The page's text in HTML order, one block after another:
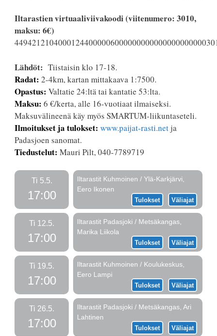
Iltarastien virtuaaliviivakoodi (viitenumero: 3010,
maksu: 6€)
Lähdöt: Tiistaisin klo 17-18.
Radat: 2-4km, kartan mittakaava 1:7500.
Opastus: Valtatie 24:ltä tai kantatie 53:lta.
Maksu: 6 €/kerta, alle 16-vuotiaat ilmaiseksi.
Maksuvälineenä käy myös SMARTUM-liikuntaseteli.
Ilmoitukset ja tulokset: www.paijat-rasti.net ja
Padasjoen sanomat.
Tiedustelut: Mauri Pilt, 040-7789719
Ti 5.5.
17:00
Iltarastit Kuhmoinen / Ylä-Karkjärvi,
Eero Ikonen
Tulokset Väliajat
Ti 12.5.
17:00
Iltarastit Padasjoki / Metsäkangas,
Marika Liikola
Tulokset Väliajat
Ti 19.5.
17:00
Iltarastit Kuhmoinen / Koulukeskus,
Eero Lampi
Tulokset Väliajat
Ti 26.5.
17:00
Iltarastit Padasjoki / Metsäkangas, Ari
Lahtinen
Tulokset Väliajat